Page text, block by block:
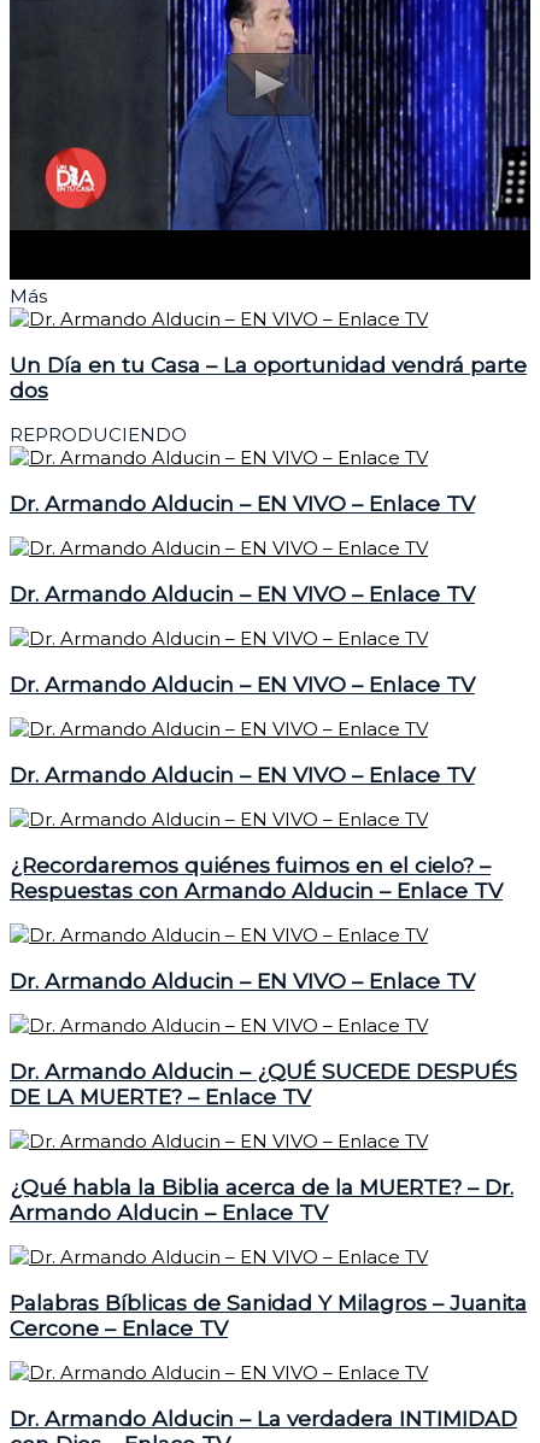
Más
Un Día en tu Casa – La oportunidad vendrá parte
dos
REPRODUCIENDO
Dr. Armando Alducin – EN VIVO – Enlace TV
Dr. Armando Alducin – EN VIVO – Enlace TV
Dr. Armando Alducin – EN VIVO – Enlace TV
Dr. Armando Alducin – EN VIVO – Enlace TV
¿Recordaremos quiénes fuimos en el cielo? –
Respuestas con Armando Alducin – Enlace TV
Dr. Armando Alducin – EN VIVO – Enlace TV
Dr. Armando Alducin – ¿QUÉ SUCEDE DESPUÉS
DE LA MUERTE? – Enlace TV
¿Qué habla la Biblia acerca de la MUERTE? – Dr.
Armando Alducin – Enlace TV
Palabras Bíblicas de Sanidad Y Milagros – Juanita
Cercone – Enlace TV
Dr. Armando Alducin – La verdadera INTIMIDAD